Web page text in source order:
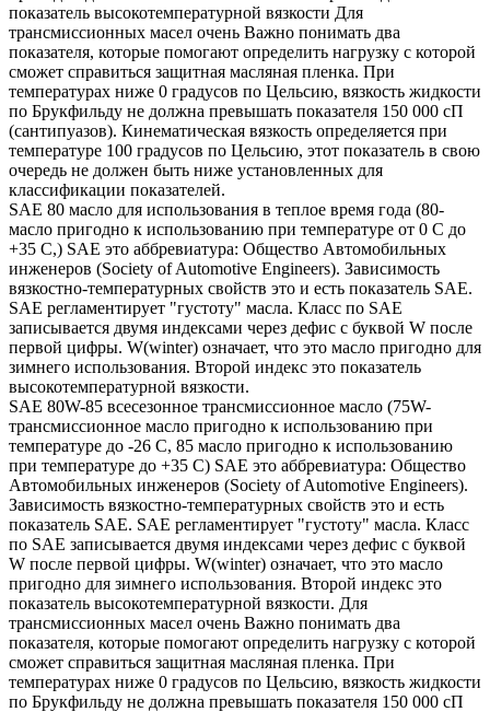
показатель высокотемпературной вязкости Для
трансмиссионных масел очень Важно понимать два
показателя, которые помогают определить нагрузку с которой
сможет справиться защитная масляная пленка. При
температурах ниже 0 градусов по Цельсию, вязкость жидкости
по Брукфильду не должна превышать показателя 150 000 сП
(сантипуазов). Кинематическая вязкость определяется при
температуре 100 градусов по Цельсию, этот показатель в свою
очередь не должен быть ниже установленных для
классификации показателей.
SAE 80 масло для использования в теплое время года (80-
масло пригодно к использованию при температуре от 0 С до
+35 С,) SAE это аббревиатура: Общество Автомобильных
инженеров (Society of Automotive Engineers). Зависимость
вязкостно-температурных свойств это и есть показатель SAE.
SAE регламентирует "густоту" масла. Класс по SAE
записывается двумя индексами через дефис с буквой W после
первой цифры. W(winter) означает, что это масло пригодно для
зимнего использования. Второй индекс это показатель
высокотемпературной вязкости.
SAE 80W-85 всесезонное трансмиссионное масло (75W-
трансмиссионное масло пригодно к использованию при
температуре до -26 С, 85 масло пригодно к использованию
при температуре до +35 С) SAE это аббревиатура: Общество
Автомобильных инженеров (Society of Automotive Engineers).
Зависимость вязкостно-температурных свойств это и есть
показатель SAE. SAE регламентирует "густоту" масла. Класс
по SAE записывается двумя индексами через дефис с буквой
W после первой цифры. W(winter) означает, что это масло
пригодно для зимнего использования. Второй индекс это
показатель высокотемпературной вязкости. Для
трансмиссионных масел очень Важно понимать два
показателя, которые помогают определить нагрузку с которой
сможет справиться защитная масляная пленка. При
температурах ниже 0 градусов по Цельсию, вязкость жидкости
по Брукфильду не должна превышать показателя 150 000 сП